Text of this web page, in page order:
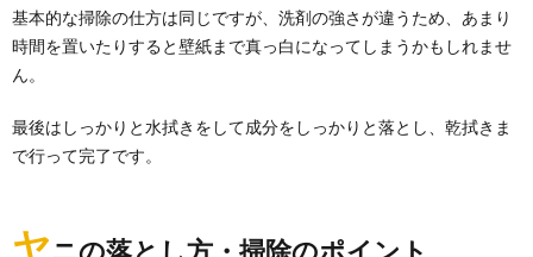
系漂白剤がおすすめ
浴槽のエプロン、外したことはありますか？ 掃除して
いるのに、次々に発生する浴室の『カビ』 ど...
押入れの掃除。最低年に１度は行いましょ
基本的な掃除の仕方は同じですが、洗剤の強さが違うため、あまり
時間を置いたりすると壁紙まで真っ白になってしまうかもしれませ
ん。
最後はしっかりと水拭きをして成分をしっかりと落とし、乾拭きま
で行って完了です。
ヤニの落とし方・掃除のポイント